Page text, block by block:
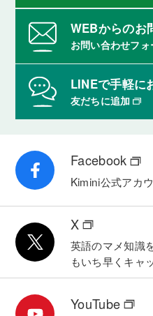
WEBからのお
お問い合わせフォ
LINEで手軽に
友だちに追加
Facebook
Kimini公式アカ
X
英語のマメ知識
もいち早くキャ
YouTube